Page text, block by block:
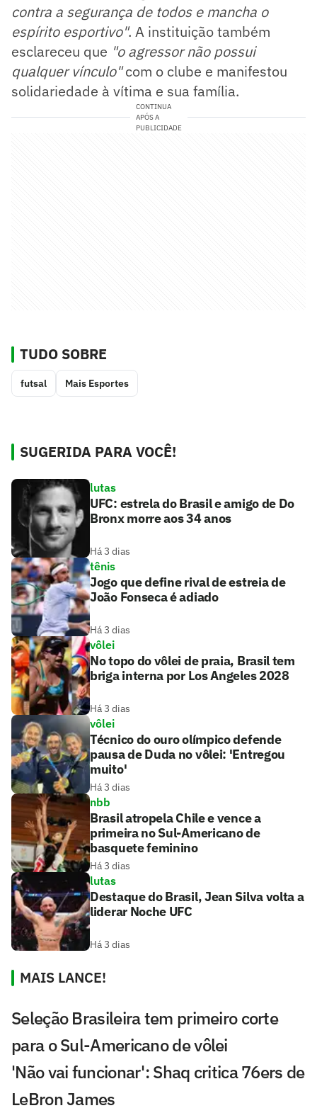
contra a segurança de todos e mancha o
espírito esportivo". A instituição também
esclareceu que "o agressor não possui
qualquer vínculo"com o clube e manifestou
solidariedade à vítima e sua família.
CONTINUA
APÓS A
PUBLICIDADE
TUDO SOBRE
futsal Mais Esportes
SUGERIDA PARA VOCÊ!
lutas
UFC: estrela do Brasil e amigo de Do
Bronx morre aos 34 anos
Há 3 dias
tênis
Jogo que define rival de estreia de
João Fonseca é adiado
Há 3 dias
vôlei
No topo do vôlei de praia, Brasil tem
briga interna por Los Angeles 2028
Há 3 dias
vôlei
Técnico do ouro olímpico defende
pausa de Duda no vôlei: 'Entregou
muito'
Há 3 dias
nbb
Brasil atropela Chile e vence a
primeira no Sul-Americano de
basquete feminino
Há 3 dias
lutas
Destaque do Brasil, Jean Silva volta a
liderar Noche UFC
Há 3 dias
MAIS LANCE!
Seleção Brasileira tem primeiro corte
para o Sul-Americano de vôlei
'Não vai funcionar': Shaq critica 76ers de
LeBron James